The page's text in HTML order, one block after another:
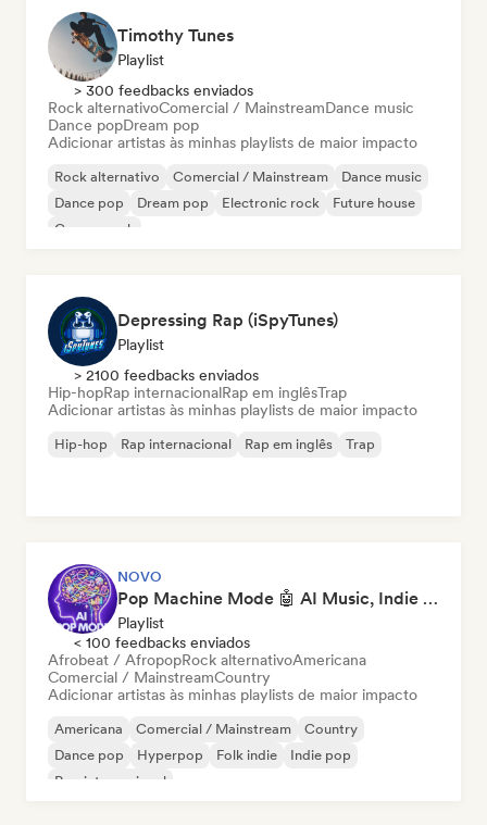
Timothy Tunes
Playlist
> 300 feedbacks enviados
Rock alternativoComercial / MainstreamDance music
Dance popDream pop
Adicionar artistas às minhas playlists de maior impacto
Rock alternativo Comercial / Mainstream
Dance music
Dance pop
Dream pop Electronic rock
Future house
Garage rock
Depressing Rap (iSpyTunes)
Playlist
> 2100 feedbacks enviados
Hip-hopRap internacionalRap em inglêsTrap
Adicionar artistas às minhas playlists de maior impacto
Hip-hop Rap internacional Rap em inglês Trap
NOVO
Pop Machine Mode 🤖 AI Music, Indie Pop & Dream Pop
Playlist
< 100 feedbacks enviados
Afrobeat / AfropopRock alternativoAmericana
Comercial / MainstreamCountry
Adicionar artistas às minhas playlists de maior impacto
Americana Comercial / Mainstream
Country
Dance pop
Hyperpop Folk indie
Indie pop
Pop internacional